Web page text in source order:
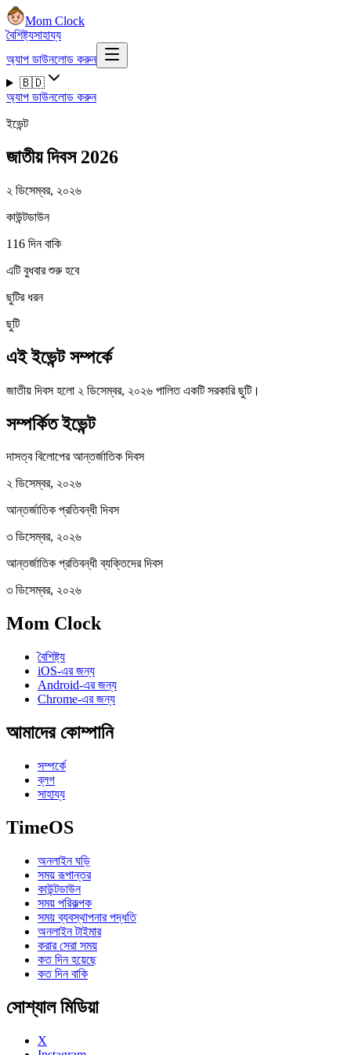
Mom Clock
বৈশিষ্ট্যসাহায্য
অ্যাপ ডাউনলোড করুন
🇧🇩
অ্যাপ ডাউনলোড করুন
ইভেন্ট
জাতীয় দিবস 2026
২ ডিসেম্বর, ২০২৬
কাউন্টডাউন
116 দিন বাকি
এটি বুধবার শুরু হবে
ছুটির ধরন
ছুটি
এই ইভেন্ট সম্পর্কে
জাতীয় দিবস হলো ২ ডিসেম্বর, ২০২৬ পালিত একটি সরকারি ছুটি।
সম্পর্কিত ইভেন্ট
দাসত্ব বিলোপের আন্তর্জাতিক দিবস
২ ডিসেম্বর, ২০২৬
আন্তর্জাতিক প্রতিবন্ধী দিবস
৩ ডিসেম্বর, ২০২৬
আন্তর্জাতিক প্রতিবন্ধী ব্যক্তিদের দিবস
৩ ডিসেম্বর, ২০২৬
Mom Clock
বৈশিষ্ট্য
iOS-এর জন্য
Android-এর জন্য
Chrome-এর জন্য
আমাদের কোম্পানি
সম্পর্কে
ব্লগ
সাহায্য
TimeOS
অনলাইন ঘড়ি
সময় রূপান্তর
কাউন্টডাউন
সময় পরিকল্পক
সময় ব্যবস্থাপনার পদ্ধতি
অনলাইন টাইমার
করার সেরা সময়
কত দিন হয়েছে
কত দিন বাকি
সোশ্যাল মিডিয়া
X